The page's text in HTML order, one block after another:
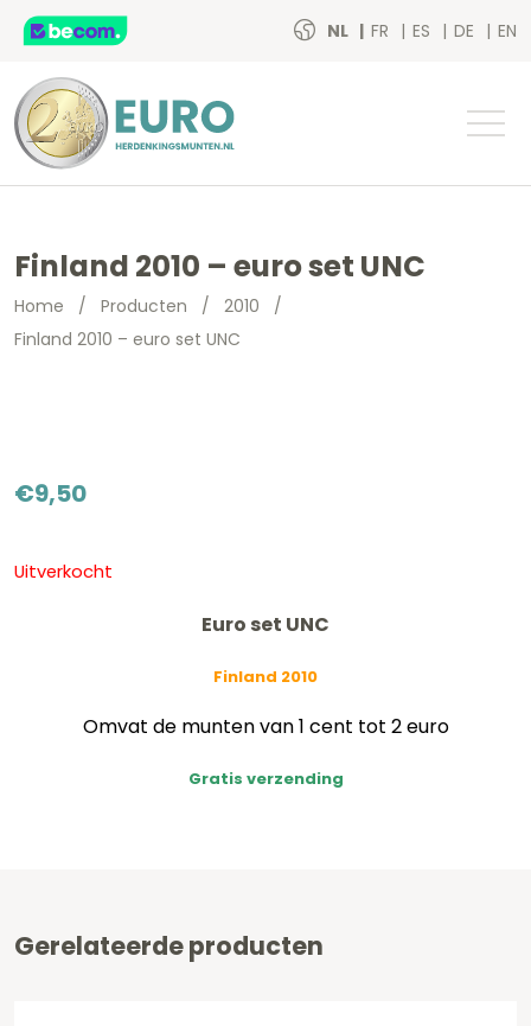
NL FR ES DE EN
Finland 2010 – euro set UNC
Home / Producten / 2010 /
Finland 2010 – euro set UNC
€9,50
Uitverkocht
Euro set UNC
Finland 2010
Omvat de munten van 1 cent tot 2 euro
Gratis verzending
Gerelateerde producten